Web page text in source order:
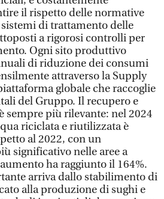
il rispetto delle normative
di trattamento delle
a rigorosi controlli per
Ogni sito produttivo
di riduzione dei consumi
attraverso la Supply
globale che raccoglie
del Gruppo. Il recupero e
sempre più rilevante: nel 2024
riciclata e riutilizzata è
al 2022, con un
significativo nelle aree a
ha raggiunto il 164%.
arriva dallo stabilimento di
alla produzione di sughi e